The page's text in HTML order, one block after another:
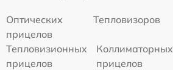
Оптических
прицелов
Тепловизоров
Тепловизионных
прицелов
Коллиматорных
прицелов